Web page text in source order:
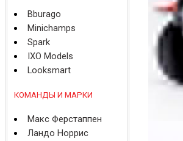
Bburago
Minichamps
Spark
IXO Models
Looksmart
КОМАНДЫ И МАРКИ
Макс Ферстаппен
Ландо Норрис